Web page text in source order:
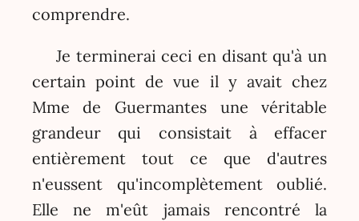
comprendre.
Je terminerai ceci en disant qu'à un
certain point de vue il y avait chez
Mme de Guermantes une véritable
grandeur qui consistait à effacer
entièrement tout ce que d'autres
n'eussent qu'incomplètement oublié.
Elle ne m'eût jamais rencontré la